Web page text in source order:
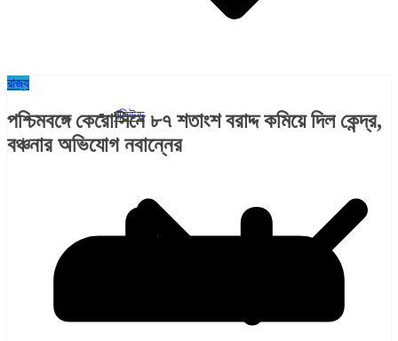
বলিউড
রাজ্য​
পশ্চিমবঙ্গে কেরোসিনে ৮৭ শতাংশ বরাদ্দ কমিয়ে দিল কেন্দ্র,
বঞ্চনার অভিযোগ নবান্নের